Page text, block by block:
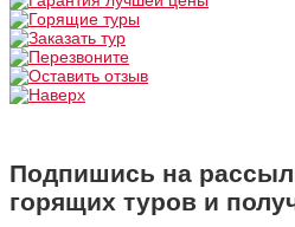
Подпишись на
горящих туров и